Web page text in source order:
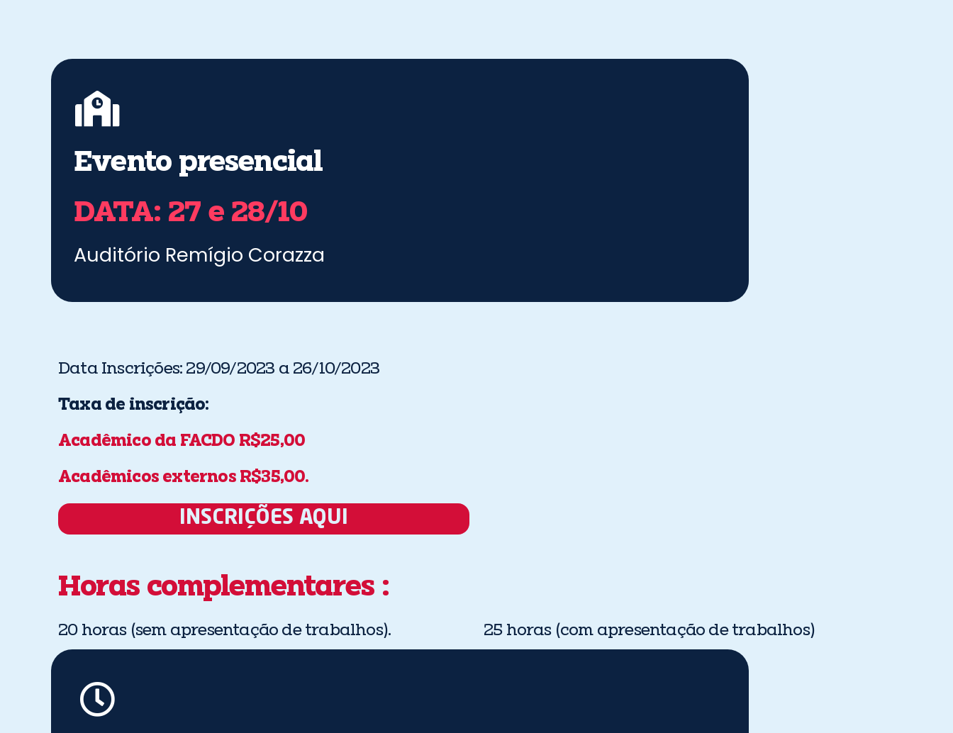
Evento presencial
DATA: 27 e 28/10
Auditório Remígio Corazza
Data Inscrições: 29/09/2023 a 26/10/2023
Taxa de inscrição:
Acadêmico da FACDO R$25,00
Acadêmicos externos R$35,00.
INSCRIÇÕES AQUI
Horas complementares :
20 horas (sem apresentação de trabalhos). 25 horas (com apresentação de trabalhos)